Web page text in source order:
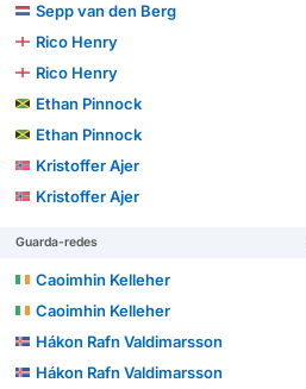
Sepp van den Berg
Rico Henry
Rico Henry
Ethan Pinnock
Ethan Pinnock
Kristoffer Ajer
Kristoffer Ajer
Guarda-redes
Caoimhin Kelleher
Caoimhin Kelleher
Hákon Rafn Valdimarsson
Hákon Rafn Valdimarsson